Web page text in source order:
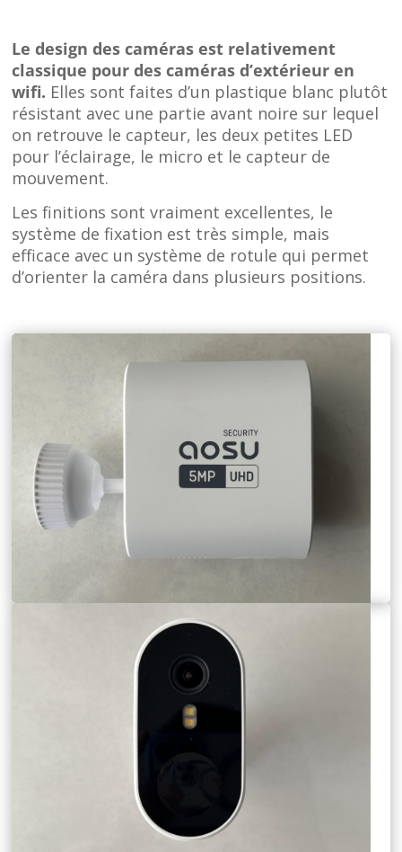
Le design des caméras est relativement
classique pour des caméras d’extérieur en
wifi. Elles sont faites d’un plastique blanc plutôt
résistant avec une partie avant noire sur lequel
on retrouve le capteur, les deux petites LED
pour l’éclairage, le micro et le capteur de
mouvement.
Les finitions sont vraiment excellentes, le
système de fixation est très simple, mais
efficace avec un système de rotule qui permet
d’orienter la caméra dans plusieurs positions.